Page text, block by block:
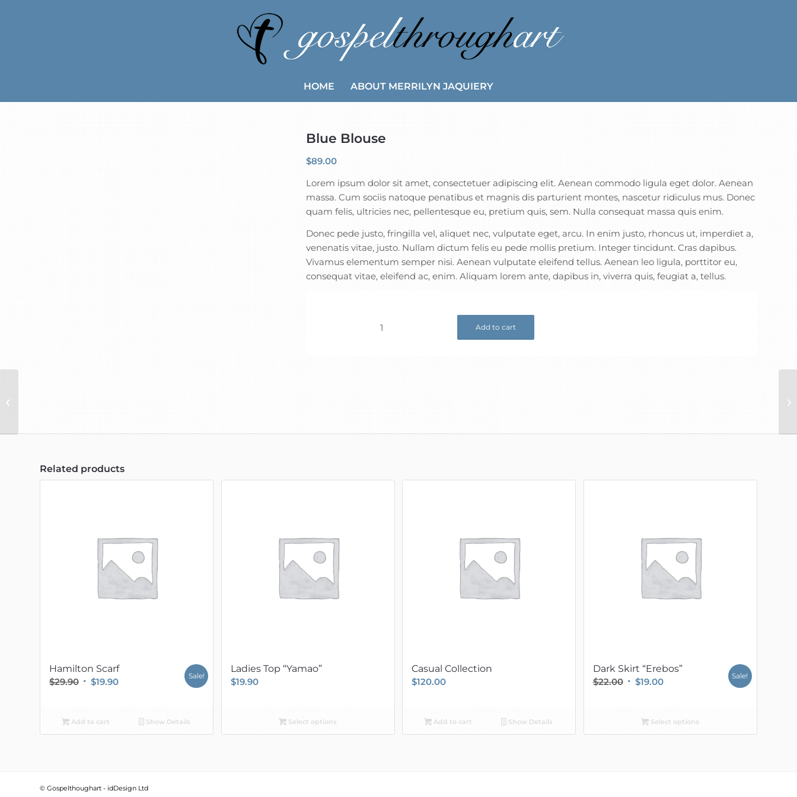
HOME ABOUT MERRILYN JAQUIERY
Blue Blouse
$89.00
Lorem ipsum dolor sit amet, consectetuer adipiscing elit. Aenean commodo ligula eget dolor. Aenean
massa. Cum sociis natoque penatibus et magnis dis parturient montes, nascetur ridiculus mus. Donec
quam felis, ultricies nec, pellentesque eu, pretium quis, sem. Nulla consequat massa quis enim.
Donec pede justo, fringilla vel, aliquet nec, vulputate eget, arcu. In enim justo, rhoncus ut, imperdiet a,
venenatis vitae, justo. Nullam dictum felis eu pede mollis pretium. Integer tincidunt. Cras dapibus.
Vivamus elementum semper nisi. Aenean vulputate eleifend tellus. Aenean leo ligula, porttitor eu,
consequat vitae, eleifend ac, enim. Aliquam lorem ante, dapibus in, viverra quis, feugiat a, tellus.
Add to cart
Related products
Hamilton Scarf
$29.90 Original
$29.90.
$19.90Current
$19.90.
Sale!
Add to cart Show Details
Ladies Top “Yamao”
$19.90
Select options
Casual Collection
$120.00
Add to cart Show Details
Dark Skirt “Erebos”
$22.00 Original
$22.00.
$19.00Current
$19.00.
Sale!
Select options
© Gospelthoughart - idDesign Ltd